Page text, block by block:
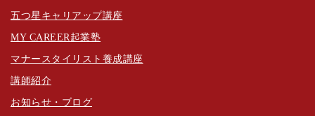
五つ星キャリアップ講座
MY CAREER起業塾
マナースタイリスト養成講座
講師紹介
お知らせ・ブログ